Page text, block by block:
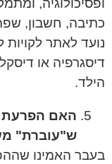
ופסיכולוגיה,
כתיבה, חשבון,
נועד לאתר לקויות
דיסגרפיה או
הילד.
האם הפרעת
ש"עוברת"
בעבר האמינו